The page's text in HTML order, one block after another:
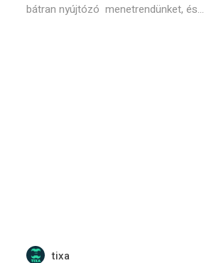
bátran nyújtózó menetrendünket, és...
tixa